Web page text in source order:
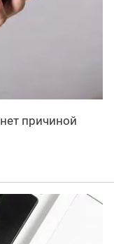
причиной